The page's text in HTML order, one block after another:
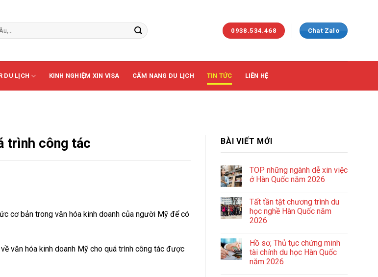
0938.534.468 Chat Zalo
DU LỊCH KINH NGHIỆM XIN VISA CẨM NANG DU LỊCH TIN TỨC LIÊN HỆ
trình công tác
cơ bản trong văn hóa kinh doanh của người Mỹ để có
văn hóa kinh doanh Mỹ cho quá trình công tác được
BÀI VIẾT MỚI
TOP những ngành dễ xin việc
ở Hàn Quốc năm 2026
Tất tần tật chương trình du
học nghề Hàn Quốc năm
2026
Hồ sơ, Thủ tục chứng minh
tài chính du học Hàn Quốc
năm 2026